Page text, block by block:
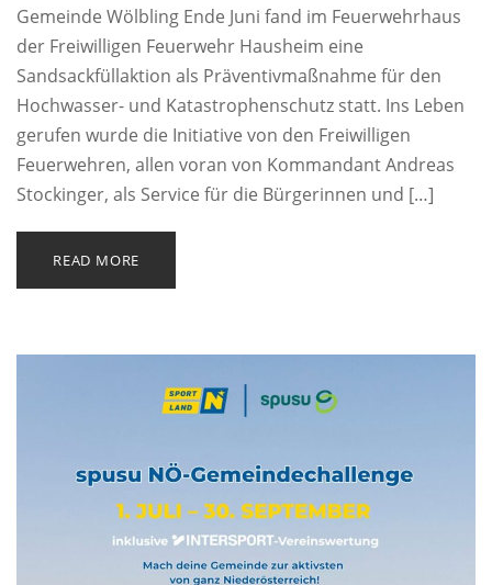
Gemeinde Wölbling Ende Juni fand im Feuerwehrhaus
der Freiwilligen Feuerwehr Hausheim eine
Sandsackfüllaktion als Präventivmaßnahme für den
Hochwasser- und Katastrophenschutz statt. Ins Leben
gerufen wurde die Initiative von den Freiwilligen
Feuerwehren, allen voran von Kommandant Andreas
Stockinger, als Service für die Bürgerinnen und […]
READ MORE